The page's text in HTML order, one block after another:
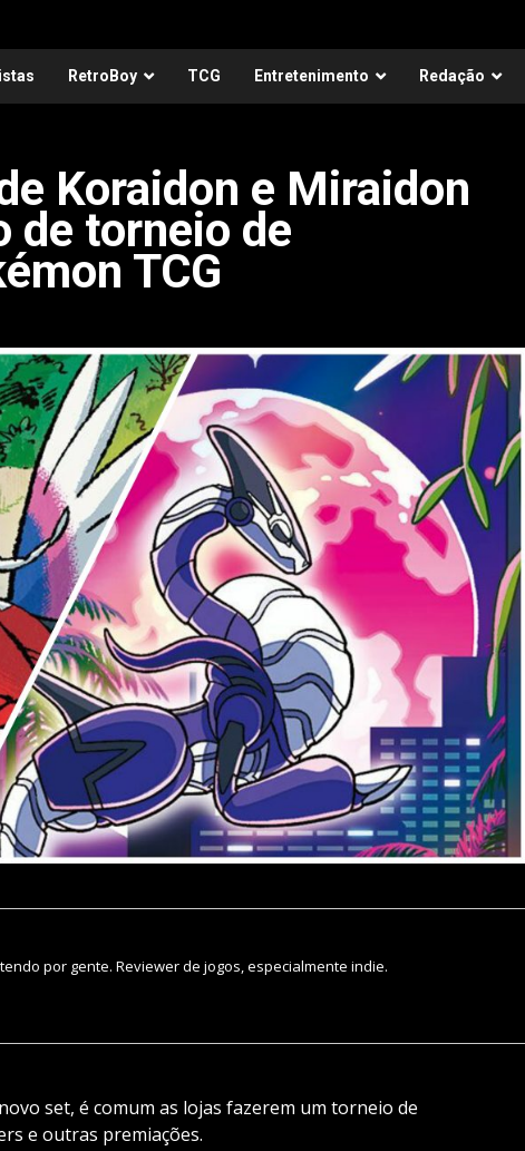
RetroBoy TCG Entretenimento Redação
Koraidon e Miraidon
de torneio de
TCG
por gente. Reviewer de jogos, especialmente indie.
set, é comum as lojas fazerem um torneio de
e outras premiações.